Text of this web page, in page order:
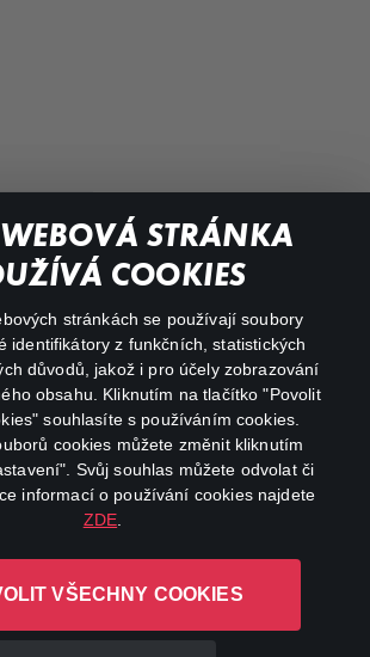
STRÁNKA
COOKIES
stránkách se používají soubory
identifikátory z funkčních, statistických
důvodů, jakož i pro účely zobrazování
obsahu. Kliknutím na tlačítko "Povolit
souhlasíte s používáním cookies.
cookies můžete změnit kliknutím
Svůj souhlas můžete odvolat či
informací o používání cookies najdete
ZDE
VŠECHNY COOKIES